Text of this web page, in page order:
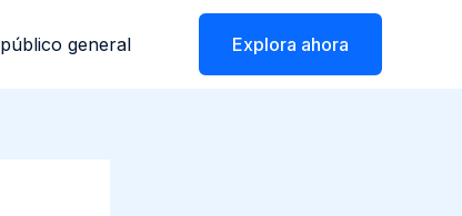
público general Explora ahora